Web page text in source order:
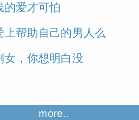
的爱才可怕
上帮助自己的男人么
女，你想明白没
more..